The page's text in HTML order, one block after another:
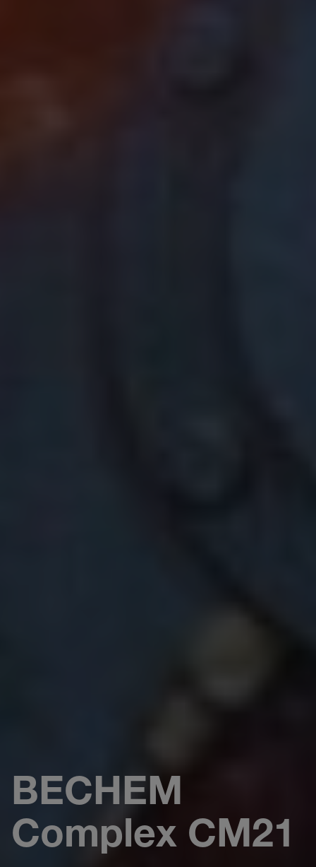
BECHEM
Complex CM21